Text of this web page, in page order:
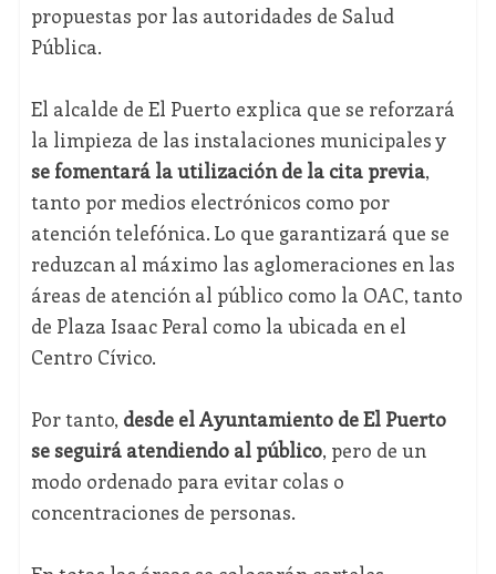
propuestas por las autoridades de Salud
Pública.
El alcalde de El Puerto explica que se reforzará
la limpieza de las instalaciones municipales y
se fomentará la utilización de la cita previa,
tanto por medios electrónicos como por
atención telefónica. Lo que garantizará que se
reduzcan al máximo las aglomeraciones en las
áreas de atención al público como la OAC, tanto
de Plaza Isaac Peral como la ubicada en el
Centro Cívico.
Por tanto, desde el Ayuntamiento de El Puerto
se seguirá atendiendo al público, pero de un
modo ordenado para evitar colas o
concentraciones de personas.